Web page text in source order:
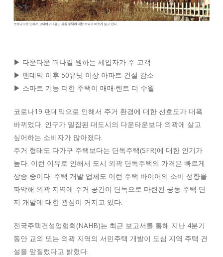
▶ 다운타운 떠나길 원하는 세입자가 주 고객
▶ 팬데믹 이후 50유닛 이상 아파트 건설 감소
▶ 스마트 기능 더한 주택이 매매·렌트 더 수월
코로나19 팬데믹으로 인해서 주거 환경에 대한 선호도가 대폭
바뀌었다. 인구가 밀집된 대도시의 다운타운보다 외곽에 살고
싶어하는 소비자가 많아졌다.
주거 형태도 다가구 주택보다는 단독주택(SFR)에 대한 인기가
높다. 이런 이유로 인해서 도시 외곽 단독주택의 가격은 빠르게
상승 중이다. 주택 개발 업체도 이런 주택 바이어의 소비 성향을
파악해 외곽 지역에 주거 공간이 단독으로 마련된 공동 주택 단
지 개발에 대한 관심이 커지고 있다.
전국주택건설업협회(NAHB)는 최근 보고서를 통해 지난 4분기
동안 교외 또는 외곽 지역의 서민주택 개발이 도심 지역 주택 건
설을 앞질렀다고 밝혔다.